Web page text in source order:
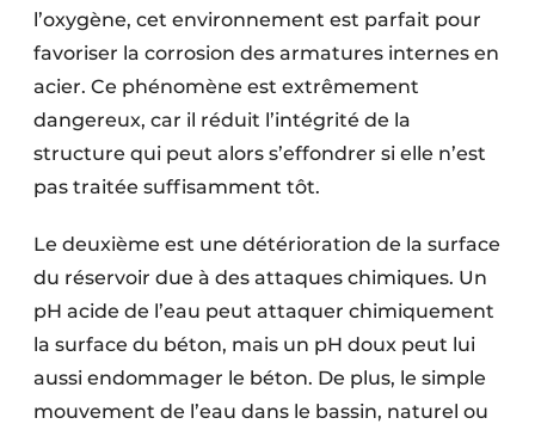
l’oxygène, cet environnement est parfait pour
favoriser la corrosion des armatures internes en
acier. Ce phénomène est extrêmement
dangereux, car il réduit l’intégrité de la
structure qui peut alors s’effondrer si elle n’est
pas traitée suffisamment tôt.
Le deuxième est une détérioration de la surface
du réservoir due à des attaques chimiques. Un
pH acide de l’eau peut attaquer chimiquement
la surface du béton, mais un pH doux peut lui
aussi endommager le béton. De plus, le simple
mouvement de l’eau dans le bassin, naturel ou